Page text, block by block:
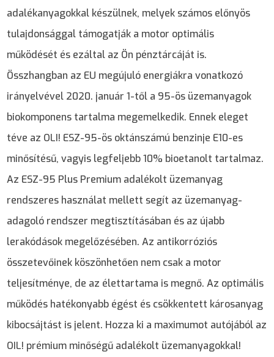
adalékanyagokkal készülnek, melyek számos előnyös
tulajdonsággal támogatják a motor optimális
működését és ezáltal az Ön pénztárcáját is.
Összhangban az EU megújuló energiákra vonatkozó
irányelvével 2020. január 1-től a 95-ös üzemanyagok
biokomponens tartalma megemelkedik. Ennek eleget
téve az OLI! ESZ-95-ös oktánszámú benzinje E10-es
minősítésű, vagyis legfeljebb 10% bioetanolt tartalmaz.
Az ESZ-95 Plus Premium adalékolt üzemanyag
rendszeres használat mellett segít az üzemanyag-
adagoló rendszer megtisztításában és az újabb
lerakódások megelőzésében. Az antikorróziós
összetevőinek köszönhetően nem csak a motor
teljesítménye, de az élettartama is megnő. Az optimális
működés hatékonyabb égést és csökkentett károsanyag
kibocsájtást is jelent. Hozza ki a maximumot autójából az
OIL! prémium minőségű adalékolt üzemanyagokkal!